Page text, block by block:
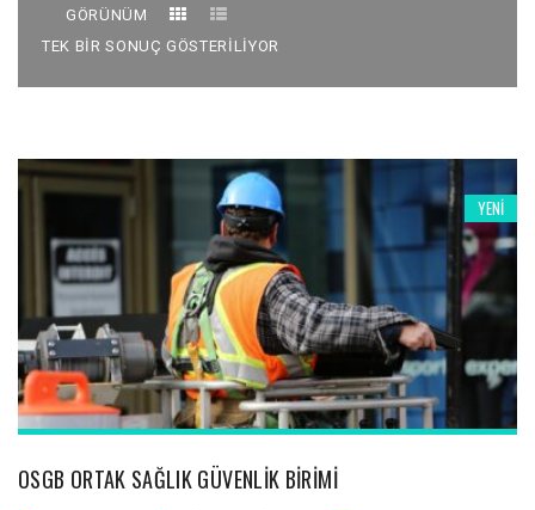
GÖRÜNÜM
TEK BIR SONUÇ GÖSTERILIYOR
YENI
OSGB ORTAK SAĞLIK GÜVENLIK BIRIMI